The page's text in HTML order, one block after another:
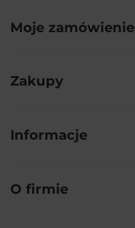
Moje zamówienie
Zakupy
Informacje
O firmie